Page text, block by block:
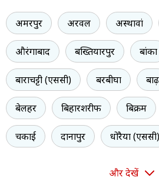
अमरपुर अरवल अस्थावां
औरंगाबाद बख्तियारपुर बांका
बाराचट्टी (एससी) बरबीघा बाढ़
बेलहर बिहारशरीफ बिक्रम
चकाई दानापुर धोरैया (एससी)
और देखें